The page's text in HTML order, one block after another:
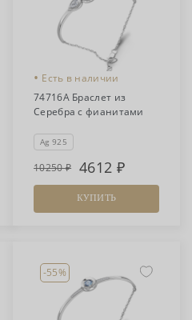
• Есть в наличии
74716А Браслет из
Серебра с фианитами
Ag 925
10250 4612
КУПИТЬ
-55%